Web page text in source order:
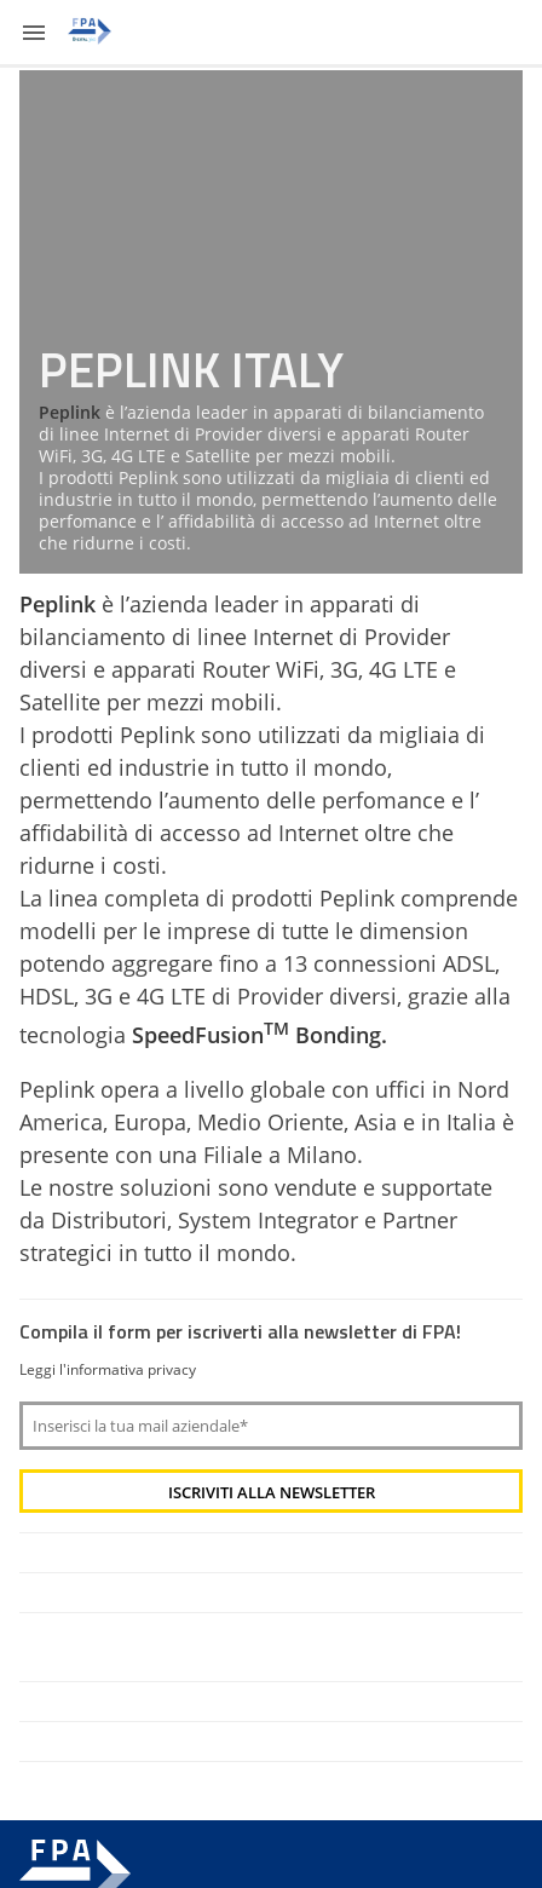
PEPLINK ITALY
Peplink è l’azienda leader in apparati di bilanciamento
di linee Internet di Provider diversi e apparati Router
WiFi, 3G, 4G LTE e Satellite per mezzi mobili.
I prodotti Peplink sono utilizzati da migliaia di clienti ed
industrie in tutto il mondo, permettendo l’aumento delle
perfomance e l’ affidabilità di accesso ad Internet oltre
che ridurne i costi.
Peplink è l’azienda leader in apparati di
bilanciamento di linee Internet di Provider
diversi e apparati Router WiFi, 3G, 4G LTE e
Satellite per mezzi mobili.
I prodotti Peplink sono utilizzati da migliaia di
clienti ed industrie in tutto il mondo,
permettendo l’aumento delle perfomance e l’
affidabilità di accesso ad Internet oltre che
ridurne i costi.
La linea completa di prodotti Peplink comprende
modelli per le imprese di tutte le dimension
potendo aggregare fino a 13 connessioni ADSL,
HDSL, 3G e 4G LTE di Provider diversi, grazie alla
tecnologia SpeedFusionTM Bonding.
Peplink opera a livello globale con uffici in Nord
America, Europa, Medio Oriente, Asia e in Italia è
presente con una Filiale a Milano.
Le nostre soluzioni sono vendute e supportate
da Distributori, System Integrator e Partner
strategici in tutto il mondo.
Compila il form per iscriverti alla newsletter di FPA!
Leggi l'informativa privacy